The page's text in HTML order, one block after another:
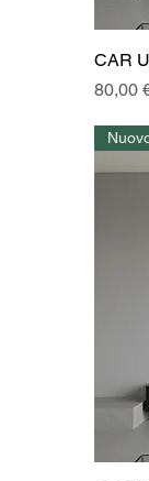
CAR
Prezzo
80,00